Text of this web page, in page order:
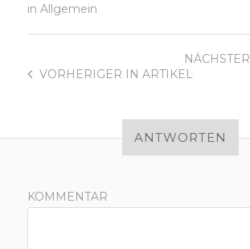
in Allgemein
NÄCHSTER
VORHERIGER IN ARTIKEL
ANTWORTEN
KOMMENTAR